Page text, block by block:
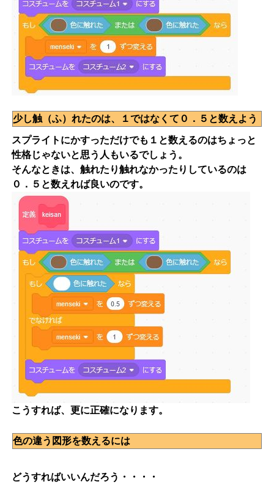
少し触（ふ）れたのは、１ではなくて０．５と数えよう
スプライトにかすっただけでも１と数えるのはちょっと
性格じゃないと思う人もいるでしょう。
そんなときは、触れたり触れなかったりしているのは
０．５と数えれば良いのです。
こうすれば、更に正確になります。
色の違う図形を数えるには
どうすればいいんだろう・・・・